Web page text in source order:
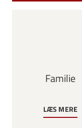
Familie
LÆS MERE